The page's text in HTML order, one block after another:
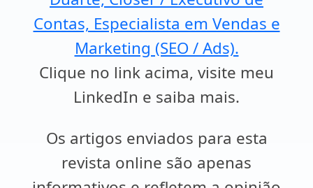
Contas, Especialista em Vendas e
Marketing (SEO / Ads).
Clique no link acima, visite meu
LinkedIn e saiba mais.
Os artigos enviados para esta
revista online são apenas